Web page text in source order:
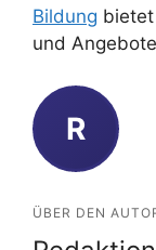
Bildung
und
R
ÜBER DEN